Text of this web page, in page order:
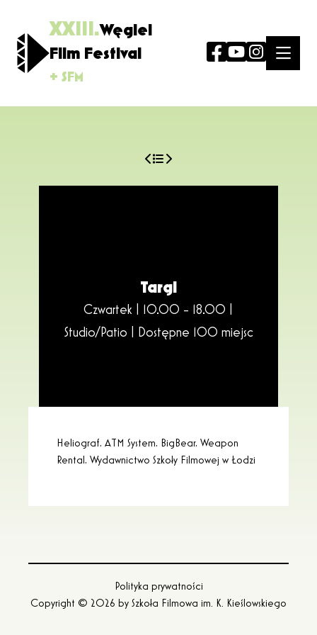
XXIII.Węgiel
Film Festival
+ SFM
Targi
Czwartek | 10.00 - 18.00 |
Studio/Patio |
Dostępne 100 miejsc
Heliograf, ATM System, BigBear, Weapon
Rental, Wydawnictwo Szkoły Filmowej w Łodzi
Copyright © 2026 by Szkoła Filmowa im. K. Kieślowskiego
Polityka prywatności